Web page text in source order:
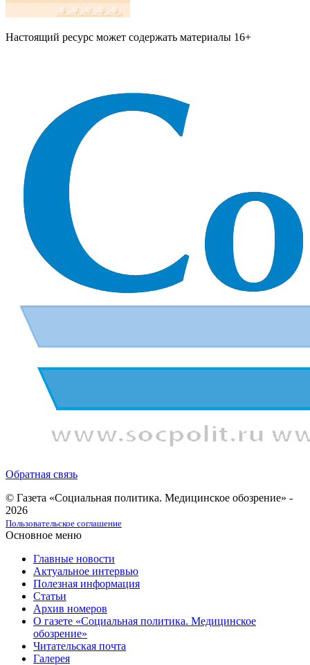
Настоящий ресурс может содержать материалы 16+
Обратная связь
© Газета «Социальная политика. Медицинское обозрение» -
2026
Пользовательское соглашение
Основное меню
Главные новости
Актуальное интервью
Полезная информация
Статьи
Архив номеров
О газете «Социальная политика. Медицинское
обозрение»
Читательская почта
Галерея